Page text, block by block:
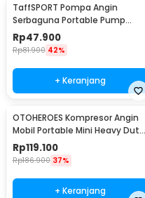
TaffSPORT Pompa Angin
Serbaguna Portable Pump
Universal - PM60
Rp47.900
Rp81.900 42%
+ Keranjang
OTOHEROES Kompresor Angin
Mobil Portable Mini Heavy Duty
12V 150 PSI
Rp119.100
Rp186.900 37%
+ Keranjang